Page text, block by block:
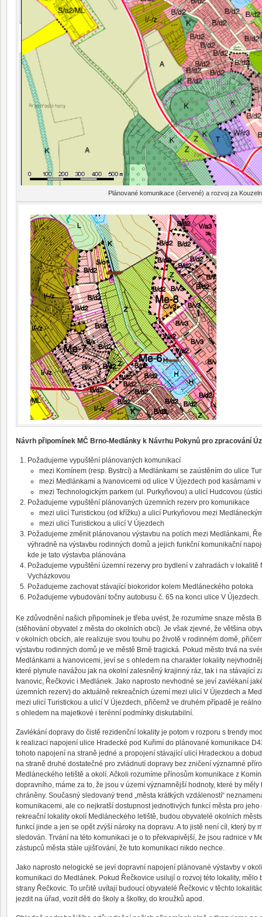
Plánované komunikace (červené) a rozvoj za
Návrh připomínek MČ Brno-Medlánky k Návrhu Pokynů pro zpracování
Požadujeme vypuštění plánovaných komunikací
mezi Komínem (resp. Bystrcí) a Medlánkami se zaústěním do ulice
mezi Medlánkami a Ivanovicemi od ulice V Újezdech pod kasárnami
mezi Technologickým parkem (ul. Purkyňovou) a ulicí Hudcovou
Požadujeme vypuštění plánovaných územních rezerv pro komunikace
mezi ulicí Turistickou (od křížku) a ulicí Purkyňovou mezi
mezi ulicí Turistickou a ulicí V Újezdech
Požadujeme změnit plánovanou výstavbu na polích mezi Medlánkami,
výhradně na výstavbu rodinných domů a jejich funkční komunikační
kde je tato výstavba plánována
Požadujeme vypuštění územní rezervy pro bydlení v zahradách v lokalitě
Vycházkovou
Požadujeme zachovat stávající biokoridor kolem Medláneckého potoka
Požadujeme vybudování točny autobusu č. 65 na konci ulice V Újezdech.
Ke zdůvodnění našich připomínek je třeba uvést, že rozumíme snaze města
(stěhování obyvatel z města do okolních obcí). Je však zjevné, že většina
v okolních obcích, ale realizuje svou touhu po životě v rodinném domě,
výstavbu rodinných domů je ve městě Brně tragická. Pokud město trvá na
Medlánkami a Ivanovicemi, jeví se s ohledem na charakter lokality
které plynule navážou jak na okolní zalesněný krajinný ráz, tak i na stávající
Ivanovic, Řečkovic i Medlánek. Jako naprosto nevhodné se jeví zavlékaní
územních rezerv) do aktuálně rekreačních území mezi ulicí V Újezdech a
mezi ulicí Turistickou a ulicí V Újezdech, přičemž ve druhém případě je
s ohledem na majetkové i terénní podmínky diskutabilní.
Zavlékání dopravy do čistě rezidenční lokality je potom v rozporu s trendy
k realizaci napojení ulice Hradecké pod Kuřimí do plánované komunikace
tohoto napojení na straně jedné a propojení stávající ulicí Hradeckou a
na straně druhé dostatečné pro zvládnutí dopravy bez zničení významné
Medláneckého letiště a okolí. Ačkoli rozumíme přínosům komunikace z
dopravního, máme za to, že jsou v území významnější hodnoty, které by
chráněny. Současný sledovaný trend „města krátkých vzdáleností“
komunikacemi, ale co nejkratší dostupnost jednotlivých funkcí města pro
rekreační lokality okolí Medláneckého letiště, budou obyvatelé okolních
funkcí jinde a jen se opět zvýší nároky na dopravu. A to jistě není cíl, který by
sledován. Trvání na této komunikaci je o to překvapivější, že jsou radnice v
zástupců města stále ujišťování, že tuto komunikaci nikdo nechce.
Jako naprosto nelogické se jeví dopravní napojení plánované výstavby v
komunikaci do Medlánek. Pokud Řečkovice usilují o rozvoj této lokality, mělo
strany Řečkovic. To určitě uvítají budoucí obyvatelé Řečkovic v těchto
jezdit na úřad, vozit děti do školy a školky, do kroužků apod.